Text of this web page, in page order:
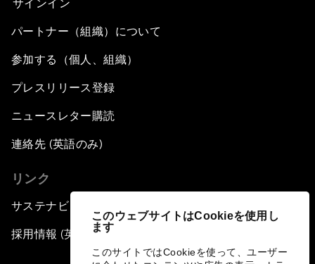
このウェブサイトはCookieを使用し
ます
このサイトではCookieを使って、ユーザー
サインイン
パートナー（組織）について
参加する（個人、組織）
プレスリリース登録
ニュースレター購読
連絡先 (英語のみ)
リンク
サステナビリティへの取り組み
採用情報 (英語のみ)